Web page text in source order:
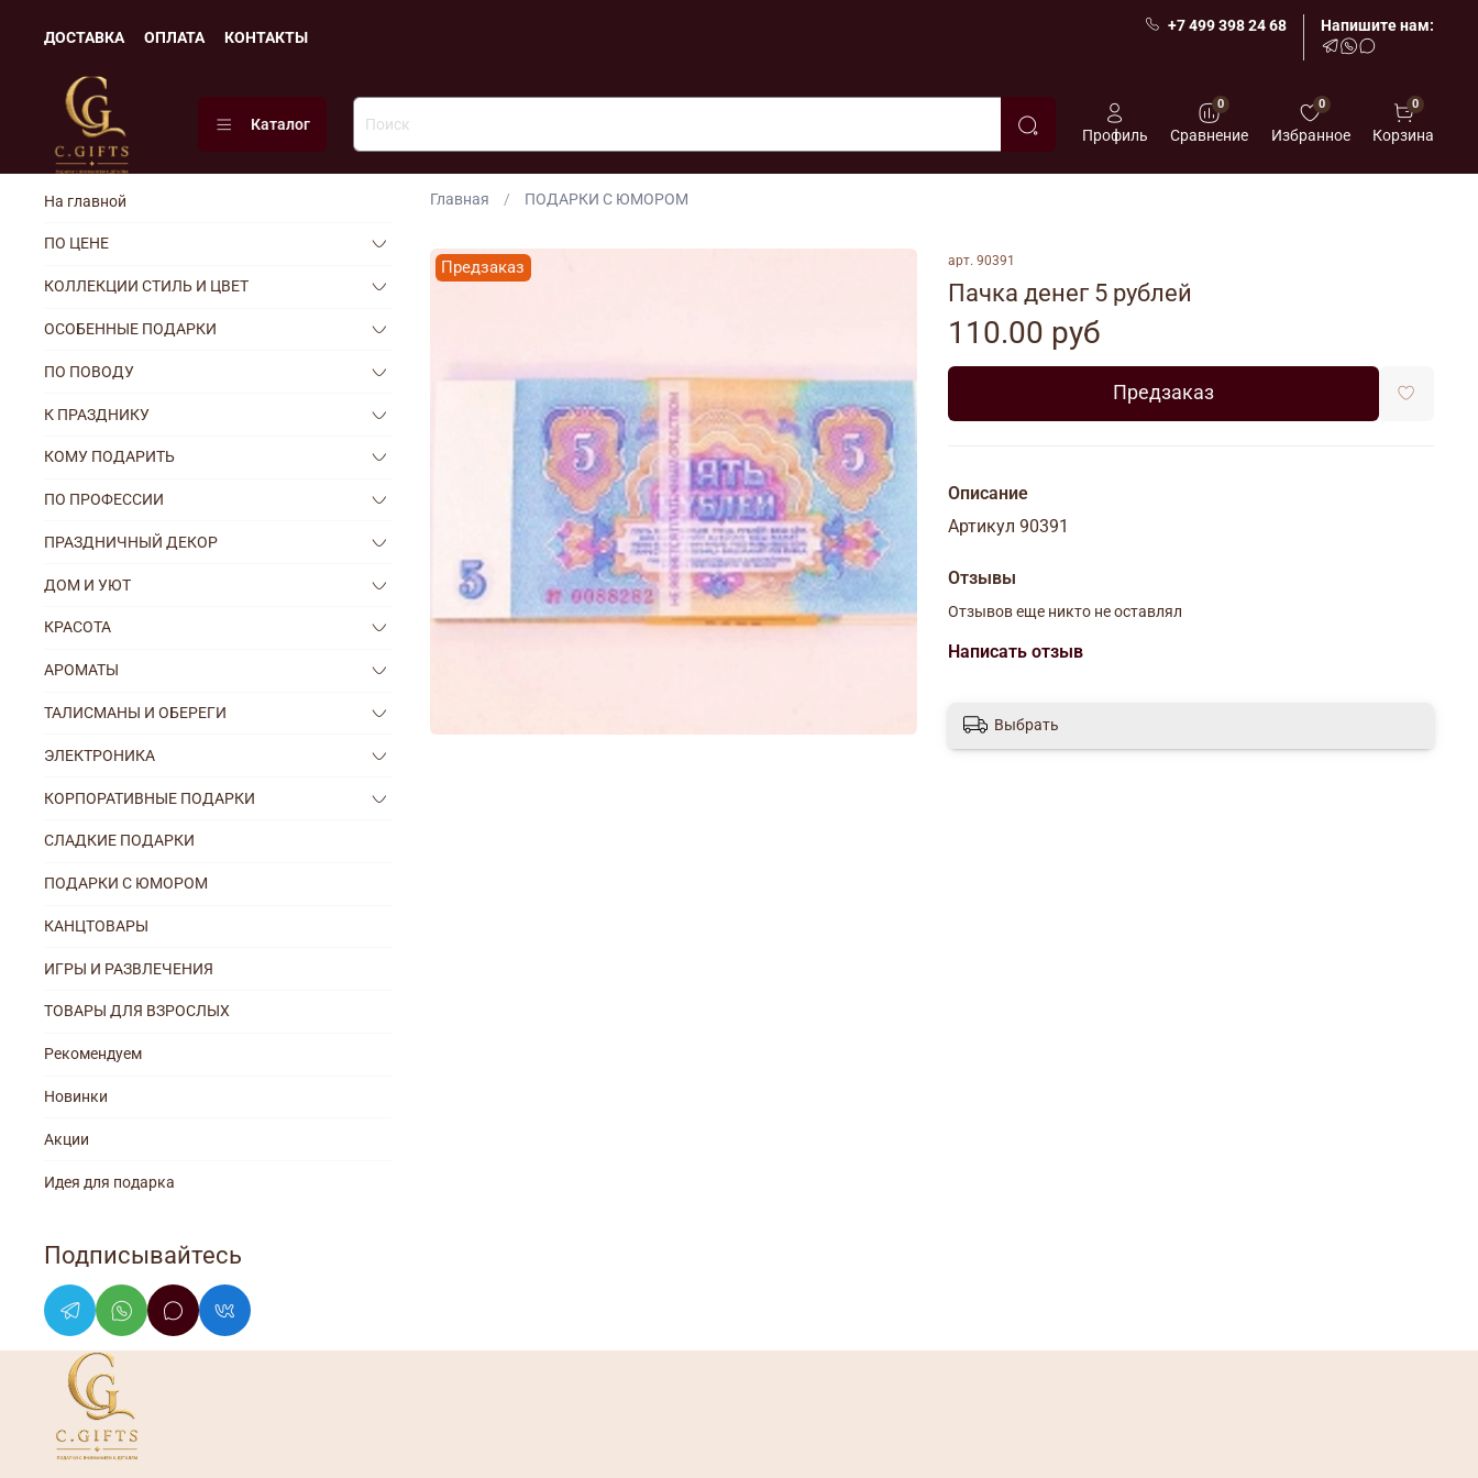
ДОСТАВКА ОПЛАТА КОНТАКТЫ
+7 499 398 24 68 Напишите нам:
Каталог
Профиль
0
Сравнение
0
Избранное
0
Корзина
Главная ПОДАРКИ С ЮМОРОМ
Предзаказ арт. 90391
Пачка денег 5 рублей
110.00 руб
Предзаказ
Описание
Артикул 90391
Отзывы
Отзывов еще никто не оставлял
Написать отзыв
Выбрать
На главной
ПО ЦЕНЕ
КОЛЛЕКЦИИ СТИЛЬ И ЦВЕТ
ОСОБЕННЫЕ ПОДАРКИ
ПО ПОВОДУ
К ПРАЗДНИКУ
КОМУ ПОДАРИТЬ
ПО ПРОФЕССИИ
ПРАЗДНИЧНЫЙ ДЕКОР
ДОМ И УЮТ
КРАСОТА
АРОМАТЫ
ТАЛИСМАНЫ И ОБЕРЕГИ
ЭЛЕКТРОНИКА
КОРПОРАТИВНЫЕ ПОДАРКИ
СЛАДКИЕ ПОДАРКИ
ПОДАРКИ С ЮМОРОМ
КАНЦТОВАРЫ
ИГРЫ И РАЗВЛЕЧЕНИЯ
ТОВАРЫ ДЛЯ ВЗРОСЛЫХ
Рекомендуем
Новинки
Акции
Идея для подарка
Подписывайтесь